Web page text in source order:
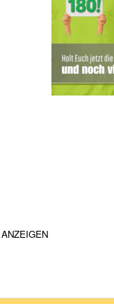
ANZEIGEN